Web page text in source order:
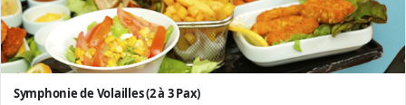
Symphonie de Volailles (2 à 3 Pax)